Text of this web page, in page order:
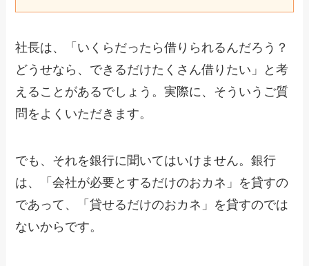
社長は、「いくらだったら借りられるんだろう？
どうせなら、できるだけたくさん借りたい」と考
えることがあるでしょう。実際に、そういうご質
問をよくいただきます。
でも、それを銀行に聞いてはいけません。銀行
は、「会社が必要とするだけのおカネ」を貸すの
であって、「貸せるだけのおカネ」を貸すのでは
ないからです。